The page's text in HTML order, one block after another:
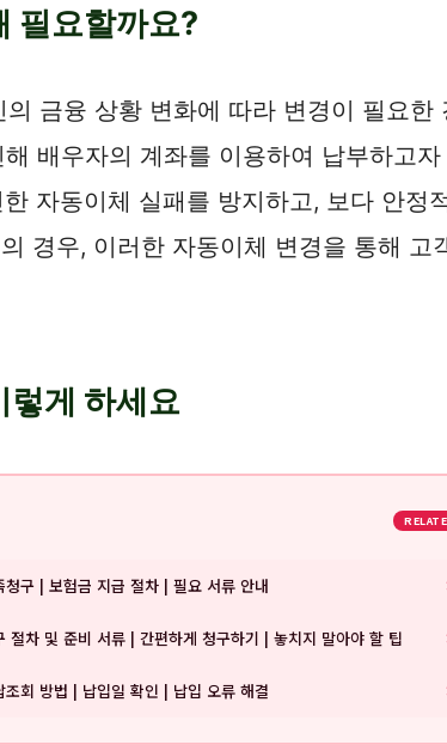
필요할까요?
금융 상황 변화에 따라 변경이 필요
배우자의 계좌를 이용하여 납부하고
자동이체 실패를 방지하고, 보다 안정
경우, 이러한 자동이체 변경을 통해 고
렇게 하세요
청구 | 보험금 지급 절차 | 필요 서류 안내
절차 및 준비 서류 | 간편하게 청구하기 | 놓치지 말아야 할 팁
조회 방법 | 납입일 확인 | 납입 오류 해결